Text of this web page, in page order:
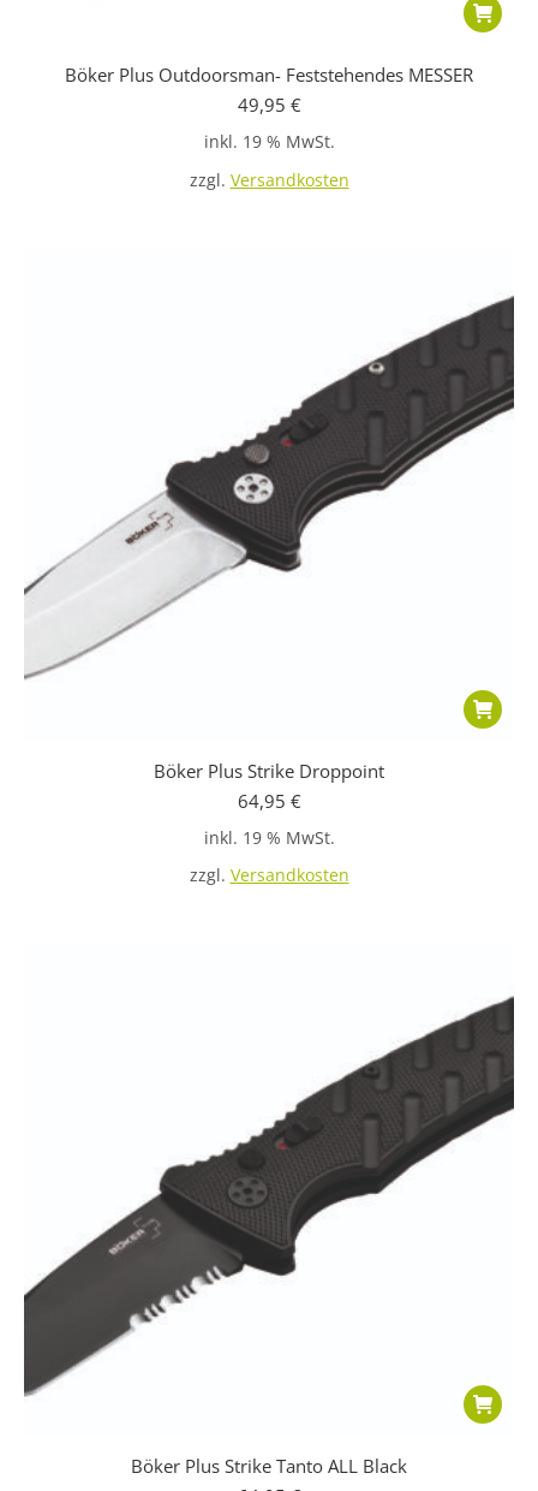
Böker Plus Outdoorsman- Feststehendes MESSER
49,95 €
inkl. 19 % MwSt.
zzgl. Versandkosten
Böker Plus Strike Droppoint
64,95 €
inkl. 19 % MwSt.
zzgl. Versandkosten
Böker Plus Strike Tanto ALL Black